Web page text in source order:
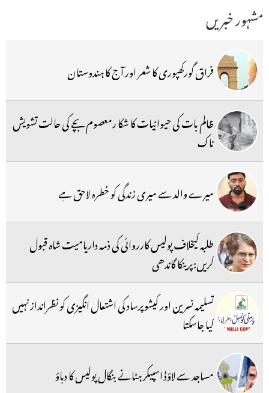
مشہور خبریں
فراق گورکھپوری کا شعر اور آج کا ہندوستان
ظالم بات کی حیوانیات کا شکا رمعصوم بچے کی حالت تشویش
ناک
میرے والد سے میری زندگی کو خطرہ لاحق ہے
طلبہ کیخلاف پولیس کارروائی کی ذمہ داریامیت شاہ قبول
کریں:پرینکا گاندھی
تسلیمہ نسرین اور کیشوپرساد کی اشتعال انگیزی کو نظرانداز نہیں
کیا جاسکتا
مساجد سے لاؤڈ اسپیکر ہٹانے بنگال پولیس کا دباؤ